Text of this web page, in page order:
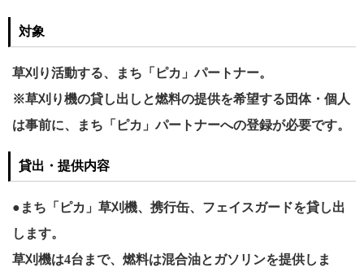
対象
草刈り活動する、まち「ピカ」パートナー。
※草刈り機の貸し出しと燃料の提供を希望する団体・個人
は事前に、まち「ピカ」パートナーへの登録が必要です。
貸出・提供内容
●まち「ピカ」草刈機、携行缶、フェイスガードを貸し出
します。
草刈機は4台まで、燃料は混合油とガソリンを提供しま